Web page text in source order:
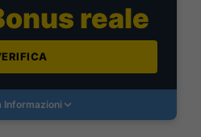
reale
Informazioni